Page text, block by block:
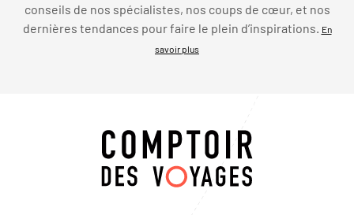
conseils de nos spécialistes, nos coups de cœur, et nos
dernières tendances pour faire le plein d’inspirations. En
savoir plus